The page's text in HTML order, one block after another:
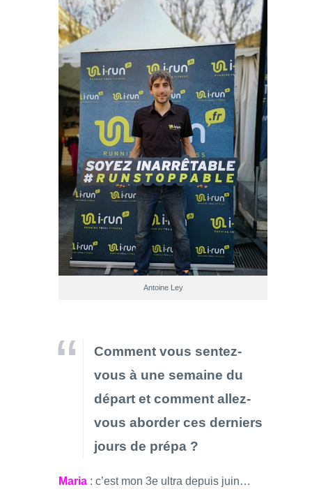
Antoine Ley
Comment vous sentez-
vous à une semaine du
départ et comment allez-
vous aborder ces derniers
jours de prépa ?
Maria : c’est mon 3e ultra depuis juin…